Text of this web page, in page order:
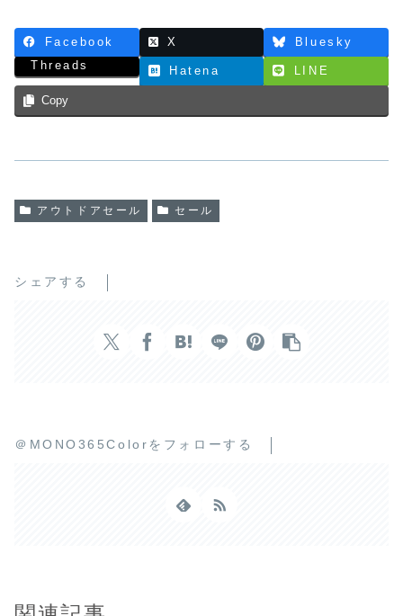
Facebook X
Bluesky
Threads
Hatena LINE
Copy
アウトドアセール セール
シェアする
＠MONO365Colorをフォローする